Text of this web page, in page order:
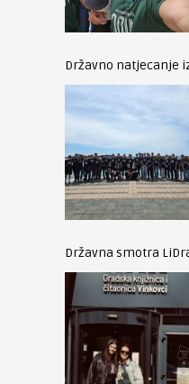
Državno natjecanje
Državna smotra